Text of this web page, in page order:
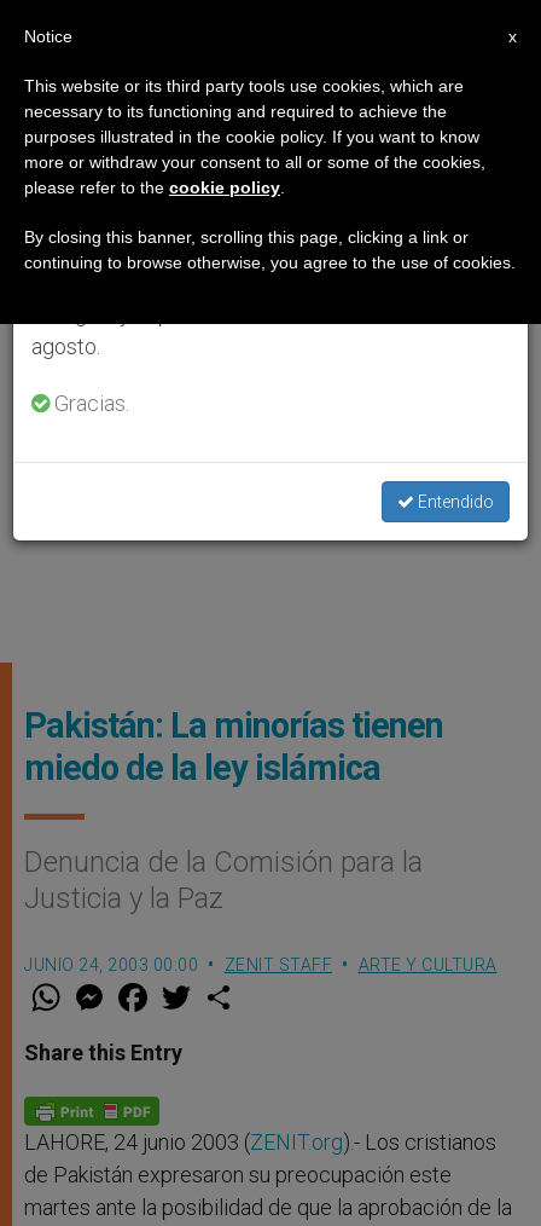
Pakistán: La minorías tienen
miedo de la ley islámica
Denuncia de la Comisión para la
Justicia y la Paz
JUNIO 24, 2003 00:00 ZENIT STAFF ARTE Y CULTURA
W
t
s
p
p
M
e
s
e
g
e
r
F
a
e
b
o
k
w
Share this Entry
LAHORE, 24 junio 2003 (ZENIT.org).- Los cristianos
de Pakistán expresaron su preocupación este
martes ante la posibilidad de que la aprobación de la
×
Aviso importante
Del 27 de julio al 7 de agosto haremos la pausa
anual, aprovechando que en el periodo de verano
se generan menos informaciones y también el
agosto.
Gracias.
Entendido
x
Notice
This website or its third party tools use cookies, which are
necessary to its functioning and required to achieve the
purposes illustrated in the cookie policy. If you want to know
more or withdraw your consent to all or some of the cookies,
please refer to the cookie policy
By closing this banner, scrolling this page, clicking a link or
continuing to browse otherwise, you agree to the use of cookies.